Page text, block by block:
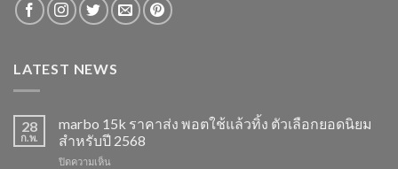
LATEST NEWS
28
ก.พ.
marbo 15k ราคาส่ง พอตใช้แล้วทิ้ง ตัวเลือกยอดนิยม
สำหรับปี 2568
ปิดความเห็น